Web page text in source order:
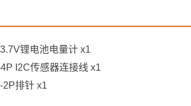
锂电池电量计 x1
I2C传感器连接线 x1
2P排针 x1